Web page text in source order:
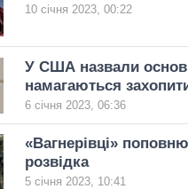
10 січня 2023, 00:22
У США назвали
намагаються
6 січня 2023, 06:36
«Вагнерівці»
розвідка
5 січня 2023, 10:41